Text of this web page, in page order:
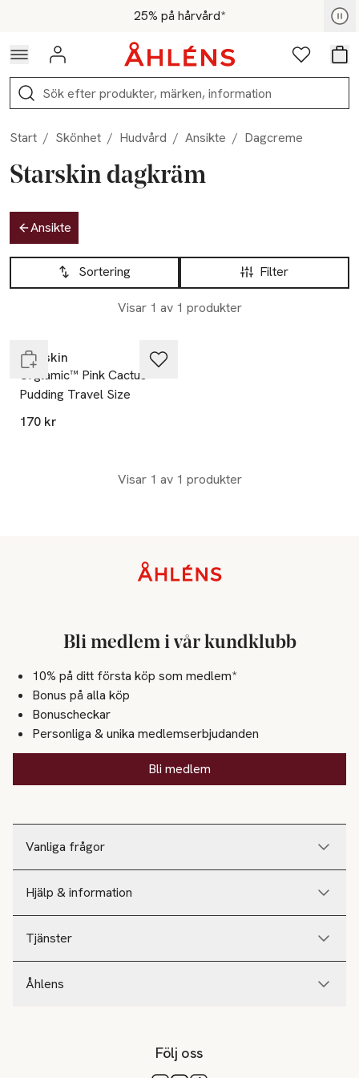
Hoppa till navigationsmenyn25% på hårvård*
För medlemmar - Shoppa nu
Logga in Favoriter
Sök
Start / Skönhet / Hudvård / Ansikte / Dagcreme
Starskin dagkräm
Hoppa till produktsidan
Ansikte
Hoppa till produktsidan
Filter
Sortering
Visar 1 av 1 produkter
Lista över produkter
Starskin
Orglamic™ Pink Cactus
Pudding Travel Size
170 kr
Visar 1 av 1 produkter
Vanliga frågor
Hjälp & information
Tjänster
Åhlens
Bli medlem i vår kundklubb
10% på ditt första köp som medlem*
Bonus på alla köp
Bonuscheckar
Personliga & unika medlemserbjudanden
Bli medlem
Följ oss